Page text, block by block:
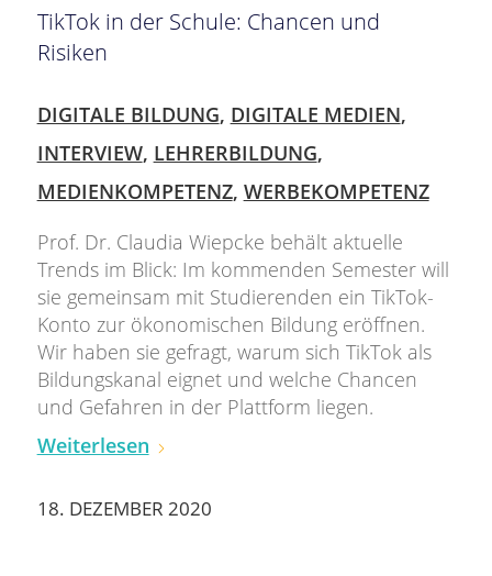
TikTok in der Schule: Chancen und
Risiken
DIGITALE BILDUNG, DIGITALE MEDIEN,
INTERVIEW, LEHRERBILDUNG,
MEDIENKOMPETENZ, WERBEKOMPETENZ
Prof. Dr. Claudia Wiepcke behält aktuelle
Trends im Blick: Im kommenden Semester will
sie gemeinsam mit Studierenden ein TikTok-
Konto zur ökonomischen Bildung eröffnen.
Wir haben sie gefragt, warum sich TikTok als
Bildungskanal eignet und welche Chancen
und Gefahren in der Plattform liegen.
Weiterlesen
18. DEZEMBER 2020